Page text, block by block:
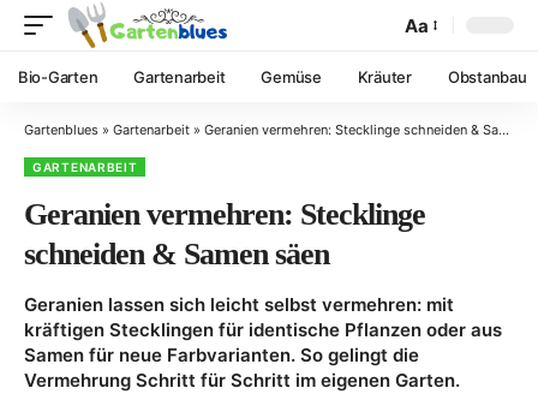
Aa
Bio-Garten Gartenarbeit Gemüse Kräuter Obstanbau
Gartenblues » Gartenarbeit » Geranien vermehren: Stecklinge schneiden & Samen säen
GARTENARBEIT
Geranien vermehren: Stecklinge
schneiden & Samen säen
Geranien lassen sich leicht selbst vermehren: mit
kräftigen Stecklingen für identische Pflanzen oder aus
Samen für neue Farbvarianten. So gelingt die
Vermehrung Schritt für Schritt im eigenen Garten.